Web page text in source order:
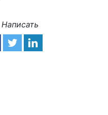
Написать